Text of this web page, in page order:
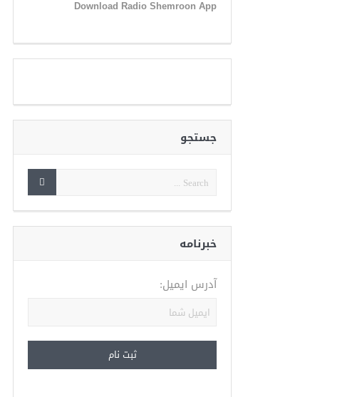
Download Radio Shemroon App
جستجو
خبرنامه
آدرس ایمیل: